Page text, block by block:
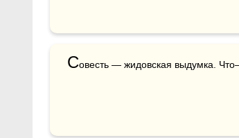
Совесть — жидовская выдумка.